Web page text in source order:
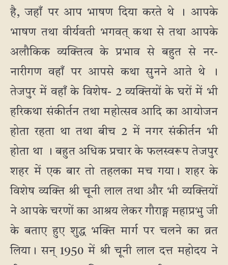
है, जहाँ पर आप भाषण दिया करते थे । आपके
भाषण तथा वीर्यवती भगवत् कथा से तथा आपके
अलौकिक व्यक्तित्व के प्रभाव से बहुत से नर-
नारीगण वहाँ पर आपसे कथा सुनने आते थे ।
तेजपुर में वहाँ के विशेष- 2 व्यक्तियों के घरों में भी
हरिकथा संकीर्तन तथा महोत्सव आदि का आयोजन
होता रहता था तथा बीच 2 में नगर संकीर्तन भी
होता था । बहुत अधिक प्रचार के फलस्वरूप तेजपुर
शहर में एक बार तो तहलका मच गया। शहर के
विशेष व्यक्ति श्री चूनी लाल तथा और भी व्यक्तियों
ने आपके चरणों का आश्रय लेकर गौराङ्ग महाप्रभु जी
के बताए हुए शुद्ध भक्ति मार्ग पर चलने का व्रत
लिया। सन् 1950 में श्री चूनी लाल दत्त महोदय ने